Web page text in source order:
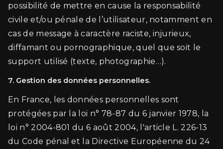
possibilité de mettre en cause la responsabilité
civile et/ou pénale de l’utilisateur, notamment en
cas de message à caractère raciste, injurieux,
diffamant ou pornographique, quel que soit le
support utilisé (texte, photographie…).
7. Gestion des données personnelles.
En France, les données personnelles sont
protégées par la loi n° 78-87 du 6 janvier 1978, la
loi n° 2004-801 du 6 août 2004, l'article L. 226-13
du Code pénal et la Directive Européenne du 24